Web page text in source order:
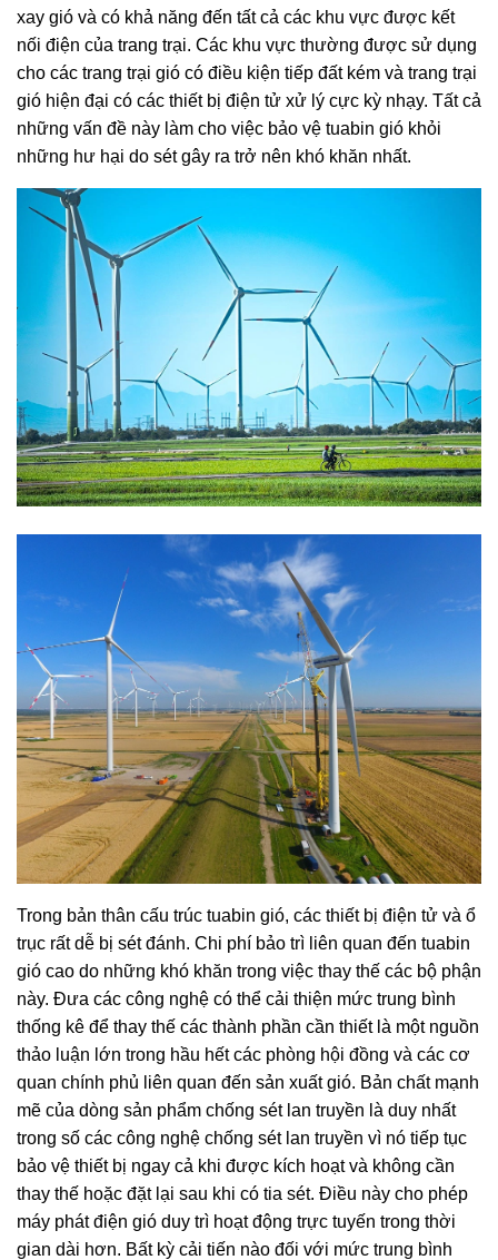
xay gió và có khả năng đến tất cả các khu vực được kết
nối điện của trang trại. Các khu vực thường được sử dụng
cho các trang trại gió có điều kiện tiếp đất kém và trang trại
gió hiện đại có các thiết bị điện tử xử lý cực kỳ nhạy. Tất cả
những vấn đề này làm cho việc bảo vệ tuabin gió khỏi
những hư hại do sét gây ra trở nên khó khăn nhất.
Trong bản thân cấu trúc tuabin gió, các thiết bị điện tử và ổ
trục rất dễ bị sét đánh. Chi phí bảo trì liên quan đến tuabin
gió cao do những khó khăn trong việc thay thế các bộ phận
này. Đưa các công nghệ có thể cải thiện mức trung bình
thống kê để thay thế các thành phần cần thiết là một nguồn
thảo luận lớn trong hầu hết các phòng hội đồng và các cơ
quan chính phủ liên quan đến sản xuất gió. Bản chất mạnh
mẽ của dòng sản phẩm chống sét lan truyền là duy nhất
trong số các công nghệ chống sét lan truyền vì nó tiếp tục
bảo vệ thiết bị ngay cả khi được kích hoạt và không cần
thay thế hoặc đặt lại sau khi có tia sét. Điều này cho phép
máy phát điện gió duy trì hoạt động trực tuyến trong thời
gian dài hơn. Bất kỳ cải tiến nào đối với mức trung bình